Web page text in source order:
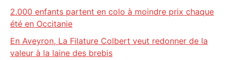
2.000 enfants partent en colo à moindre prix chaque
été en Occitanie
En Aveyron, La Filature Colbert veut redonner de la
valeur à la laine des brebis